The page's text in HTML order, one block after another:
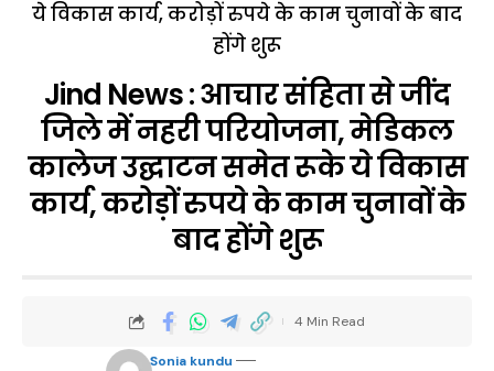
ये विकास कार्य, करोड़ों रुपये के काम चुनावों के बाद
होंगे शुरू
Jind News : आचार संहिता से जींद
जिले में नहरी परियोजना, मेडिकल
कालेज उद्घाटन समेत रूके ये विकास
कार्य, करोड़ों रुपये के काम चुनावों के
बाद होंगे शुरू
Sonia kundu
4 Min Read